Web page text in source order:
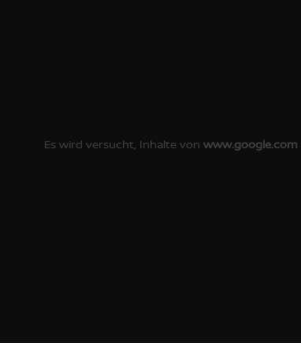
Es wird versucht, Inhalte von www.google.com